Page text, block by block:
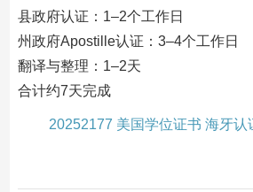
县政府认证：1–2个工作日
州政府Apostille认证：3–4个工作日
翻译与整理：1–2天
合计约7天完成
20252177 美国学位证书 海牙认